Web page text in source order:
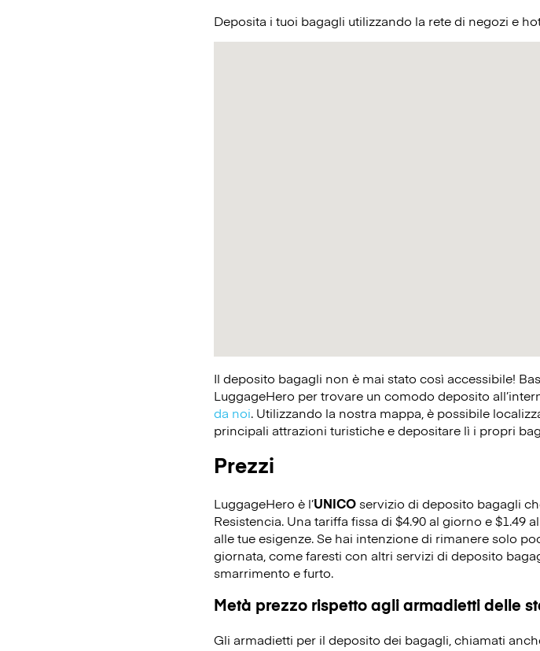
Deposita i tuoi bagagli utilizzando la rete di negozi e
Il deposito bagagli non è mai stato così accessibile!
LuggageHero per trovare un comodo deposito
da noi. Utilizzando la nostra mappa, è possibile
principali attrazioni turistiche e depositare lì i propri
Prezzi
LuggageHero è l’UNICOservizio di deposito bagagli
Resistencia. Una tariffa fissa di $4.90 al giorno e $1.49
alle tue esigenze. Se hai intenzione di rimanere solo
giornata, come faresti con altri servizi di deposito
smarrimento e furto.
Metà prezzo rispetto agli armadietti delle
Gli armadietti per il deposito dei bagagli, chiamati